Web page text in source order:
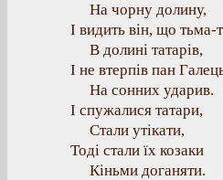
На чорну долину,
І видить він, що
В долині татарів,
І не втерпів пан
На сонних ударив.
І спужалися татари,
Стали утікати,
Тоді стали їх козаки
Кіньми доганяти.